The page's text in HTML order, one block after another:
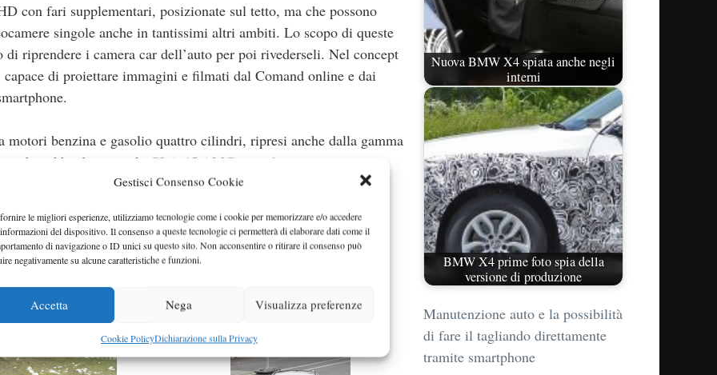
Gestisci Consenso Cookie
le migliori esperienze, utilizziamo tecnologie come i cookie per memorizzare e/o accedere
del dispositivo. Il consenso a queste tecnologie ci permetterà di elaborare dati come il
di navigazione o ID unici su questo sito. Non acconsentire o ritirare il consenso può
negativamente su alcune caratteristiche e funzioni.
Accetta Nega Visualizza preferenze
Cookie PolicyDichiarazione sulla Privacy
con fari supplementari, posizionate sul tetto, ma che possono
singole anche in tantissimi altri ambiti. Lo scopo di queste
riprendere i camera car dell’auto per poi rivederseli. Nel concept
di proiettare immagini e filmati dal Comand online e dai
motori benzina e gasolio quattro cilindri, ripresi anche dalla gamma
dovrebbe diventare la GLA 45 AMG, con il motore quattro
Nuova BMW X4 spiata anche negli
interni
BMW X4 prime foto spia della
versione di produzione
Manutenzione auto e la possibilità
di fare il tagliando direttamente
tramite smartphone